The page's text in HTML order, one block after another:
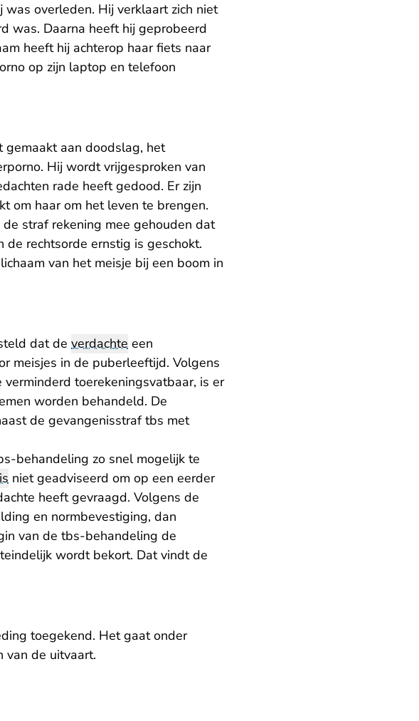
overleden. Hij verklaart zich niet
was. Daarna heeft hij geprobeerd
heeft hij achterop haar fiets naar
op zijn laptop en telefoon
gemaakt aan doodslag, het
Hij wordt vrijgesproken van
rade heeft gedood. Er zijn
om haar om het leven te brengen.
straf rekening mee gehouden dat
rechtsorde ernstig is geschokt.
van het meisje bij een boom in
dat de verdachte een
meisjes in de puberleeftijd. Volgens
toerekeningsvatbaar, is er
worden behandeld. De
de gevangenisstraf tbs met
behandeling zo snel mogelijk te
niet geadviseerd om op een eerder
heeft gevraagd. Volgens de
en normbevestiging, dan
van de tbs-behandeling de
wordt bekort. Dat vindt de
toegekend. Het gaat onder
van de uitvaart.